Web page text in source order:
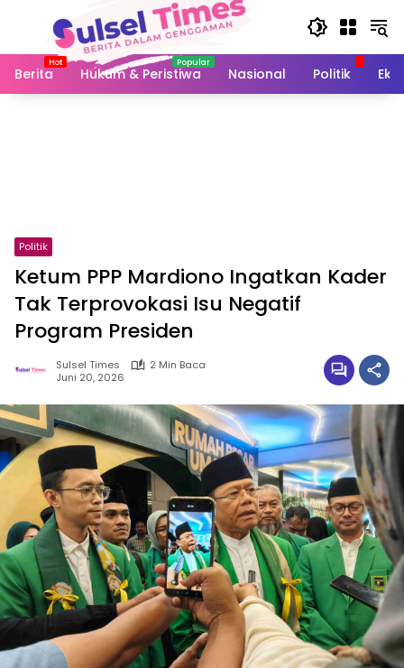
Berita
Hukum & Peristiwa Nasional Politik
Politik
Ketum PPP Mardiono Ingatkan Kader
Tak Terprovokasi Isu Negatif
Program Presiden
Sulsel Times
2 Min Baca
Juni 20, 2026